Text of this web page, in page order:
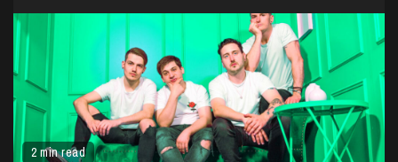
2 min read